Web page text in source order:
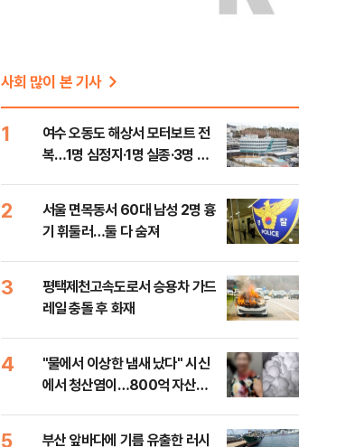
사회 많이 본 기사
1
여수 오동도 해상서 모터보트 전
복…1명 심정지·1명 실종·3명 경
2
서울 면목동서 60대 남성 2명 흉
기 휘둘러…둘 다 숨져
3
평택제천고속도로서 승용차 가드
레일 충돌 후 화재
4
"물에서 이상한 냄새 났다" 시신
에서 청산염이…800억 자산가
5
부산 앞바다에 기름 유출한 러시